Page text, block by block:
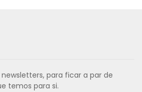
para ficar a par de
temos para si.